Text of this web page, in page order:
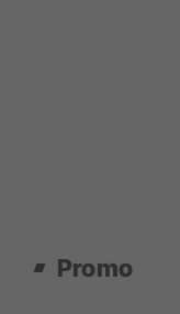
Promo